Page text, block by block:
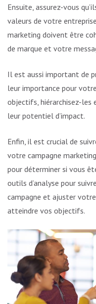
Ensuite, assurez-vous
valeurs de votre
marketing doivent être
de marque et votre
Il est aussi important de
leur importance pour
objectifs, hiérarchisez-les
leur potentiel d’impact.
Enfin, il est crucial de
votre campagne
pour déterminer si vous
outils d’analyse pour
campagne et ajuster
atteindre vos objectifs.